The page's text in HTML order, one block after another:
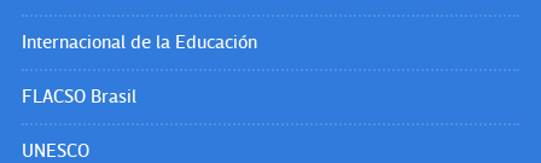
Internacional de la Educación
FLACSO Brasil
UNESCO